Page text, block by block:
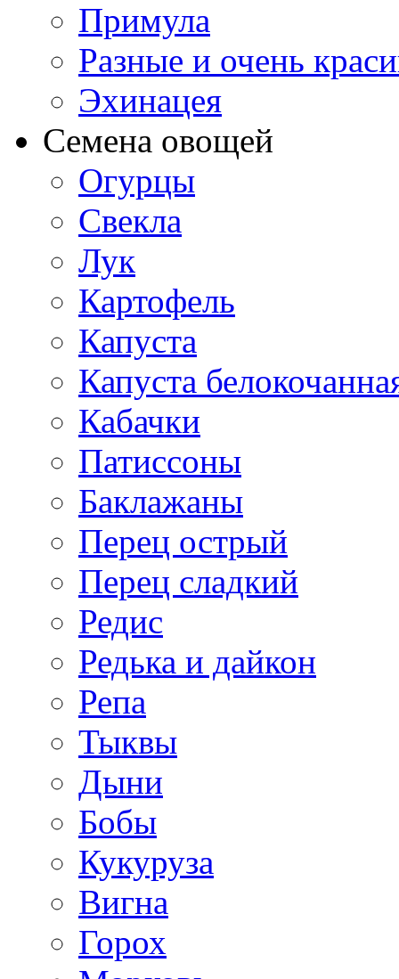
Примула
Разные и очень
Эхинацея
Семена овощей
Огурцы
Свекла
Лук
Картофель
Капуста
Капуста
Кабачки
Патиссоны
Баклажаны
Перец острый
Перец сладкий
Редис
Редька и дайкон
Репа
Тыквы
Дыни
Бобы
Кукуруза
Вигна
Горох